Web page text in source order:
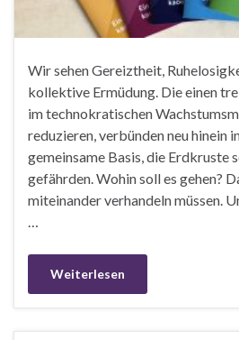
Wir sehen Gereiztheit,
kollektive Ermüdung. Die einen
im technokratischen
reduzieren, verbünden neu hinein
gemeinsame Basis, die Erdkruste
gefährden. Wohin soll es gehen?
miteinander verhandeln müssen.
…
Weiterlesen